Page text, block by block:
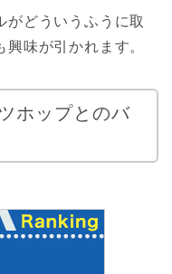
がどういうふうに取
味が引かれます。
ホップとのバ